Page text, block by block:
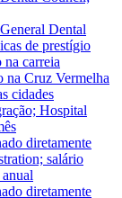
Dental
de prestígio
carreia
na Cruz Vermelha
cidades
Hospital
diretamente
salário
diretamente